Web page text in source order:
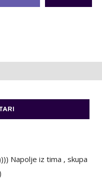
Napolje iz tima , skupa